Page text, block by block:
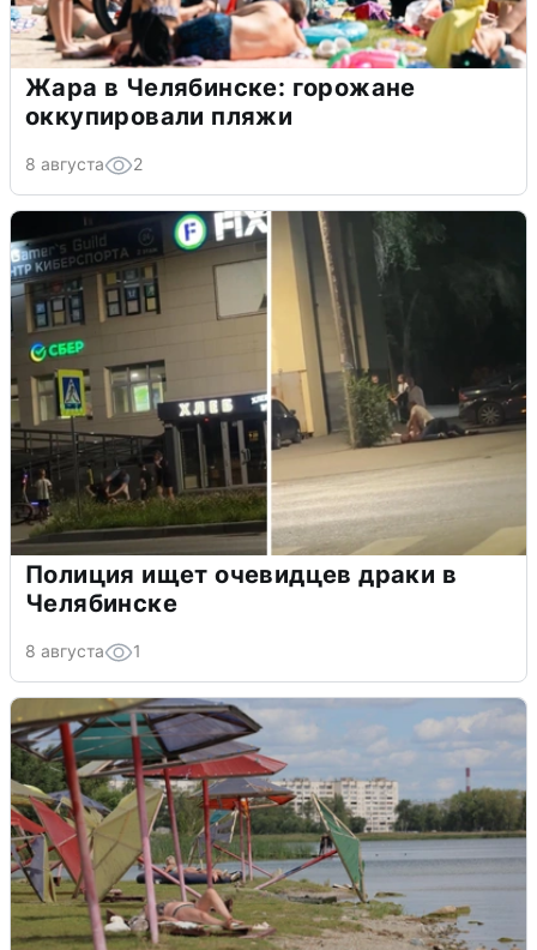
Жара в Челябинске: горожане
оккупировали пляжи
8 августа 2
Полиция ищет очевидцев драки в
Челябинске
8 августа 1